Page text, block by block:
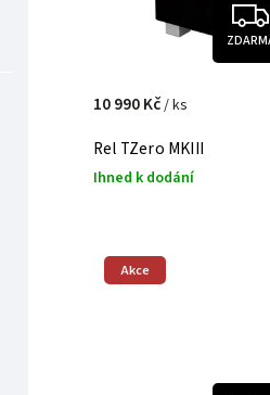
Rel TZero MKIII
Ihned k dodání
10 990 Kč/ ks
Akce